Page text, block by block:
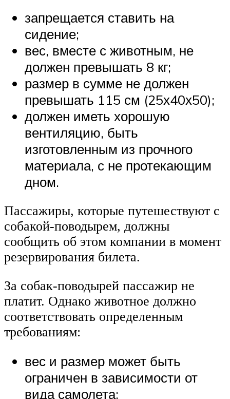
запрещается ставить на
сидение;
вес, вместе с животным, не
должен превышать 8 кг;
размер в сумме не должен
превышать 115 см (25х40х50);
должен иметь хорошую
вентиляцию, быть
изготовленным из прочного
материала, с не протекающим
дном.
Пассажиры, которые путешествуют с
собакой-поводырем, должны
сообщить об этом компании в момент
резервирования билета.
За собак-поводырей пассажир не
платит. Однако животное должно
соответствовать определенным
требованиям:
вес и размер может быть
ограничен в зависимости от
вида самолета;